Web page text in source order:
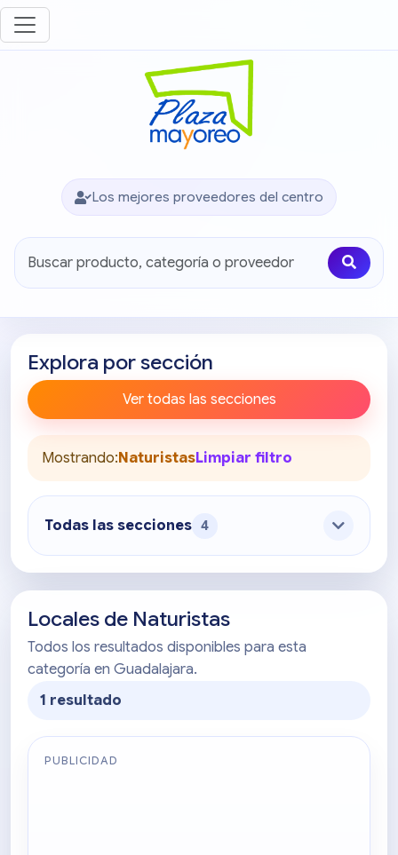
Los mejores proveedores del centro
Explora por sección
Ver todas las secciones
Mostrando:NaturistasLimpiar filtro
Todas las secciones 4
Locales de Naturistas
Todos los resultados disponibles para esta
categoría en Guadalajara.
1 resultado
PUBLICIDAD